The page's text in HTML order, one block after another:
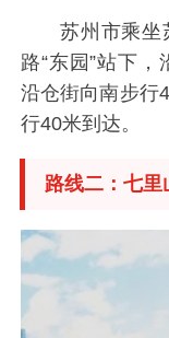
苏州市乘坐
路“东园”站下，
沿仓街向南步行
行40米到达。
路线二：七里